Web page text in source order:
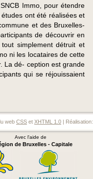
Immo, pour étendre
ont été réalisées et
et des Bruxelles-
de découvrir en
simplement détruit et
ni les locataires de cette
La dé- ception est grande
qui se réjouissaient
web CSS et XHTML 1.0 | Réalisation:
Avec l'aide de
de Bruxelles - Capitale